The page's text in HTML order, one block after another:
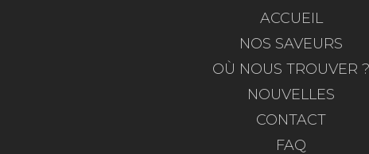
ACCUEIL
NOS SAVEURS
OÙ NOUS TROUVER ?
NOUVELLES
CONTACT
FAQ